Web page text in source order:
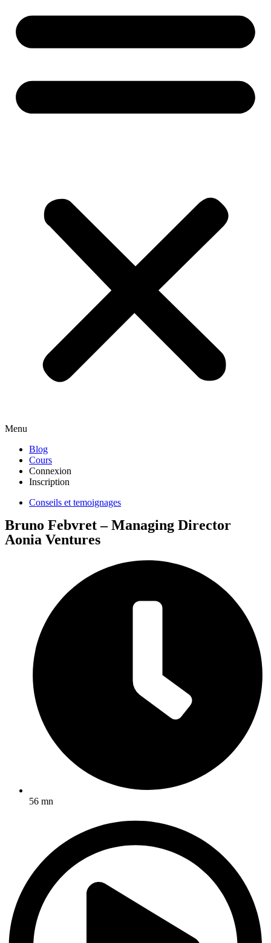
Menu
Blog
Cours
Connexion
Inscription
Conseils et temoignages
Bruno Febvret – Managing Director
Aonia Ventures
56 mn